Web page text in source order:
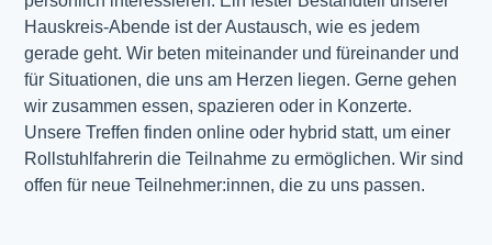
Hauskreis-Abende ist der Austausch, wie es jedem
gerade geht. Wir beten miteinander und füreinander und
für Situationen, die uns am Herzen liegen. Gerne gehen
wir zusammen essen, spazieren oder in Konzerte.
Unsere Treffen finden online oder hybrid statt, um einer
Rollstuhlfahrerin die Teilnahme zu ermöglichen. Wir sind
offen für neue Teilnehmer:innen, die zu uns passen.